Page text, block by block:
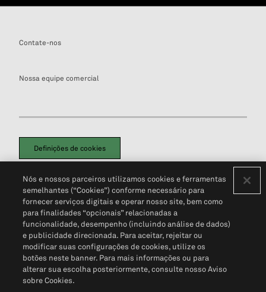
Contate-nos
Nossa equipe comercial
Definições de cookies
Política de PrivacidadePortal de privacidade do cliente (em inglês)
Não Venda Minhas Informações Pessoais© 2026 S&P Global
Nós e nossos parceiros utilizamos cookies e ferramentas
semelhantes (“Cookies”) conforme necessário para
fornecer serviços digitais e operar nosso site, bem como
para finalidades “opcionais” relacionadas a
funcionalidade, desempenho (incluindo análise de dados)
e publicidade direcionada. Para aceitar, rejeitar ou
modificar suas configurações de cookies, utilize os
botões neste banner. Para mais informações ou para
alterar sua escolha posteriormente, consulte nosso Aviso
sobre Cookies.